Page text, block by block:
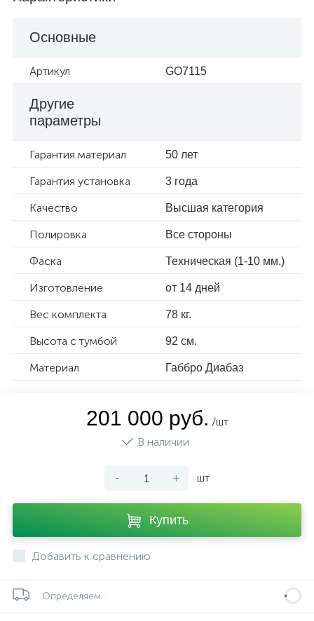
Основные
Артикул GO7115
Другие
параметры
Гарантия материал 50 лет
Гарантия установка 3 года
Качество Высшая категория
Полировка Все стороны
Фаска Техническая (1-10 мм.)
Изготовление от 14 дней
Вес комплекта 78 кг.
Высота с тумбой 92 см.
Материал Габбро Диабаз
201 000 руб. /шт
В наличии
- + шт
Купить
Добавить к сравнению
Определяем...